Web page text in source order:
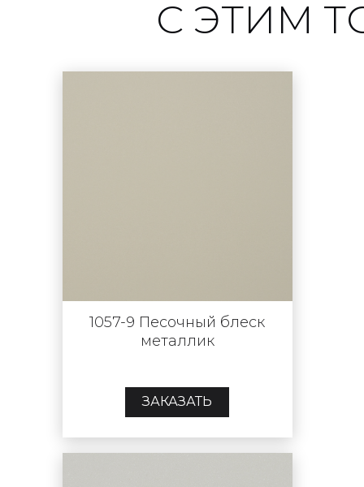
С ЭТИМ
1057-9 Песочный блеск
металлик
ЗАКАЗАТЬ